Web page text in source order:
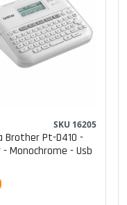
SKU 16205
Brother Pt-D410 -
Monochrome - Usb